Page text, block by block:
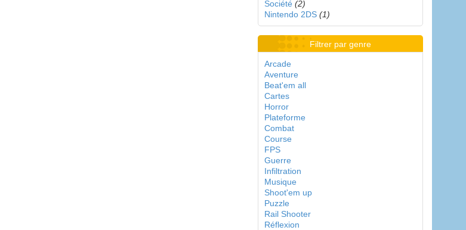
Société (2)
Nintendo 2DS (1)
Filtrer par genre
Arcade
Aventure
Beat'em all
Cartes
Horror
Plateforme
Combat
Course
FPS
Guerre
Infiltration
Musique
Shoot'em up
Puzzle
Rail Shooter
Réflexion